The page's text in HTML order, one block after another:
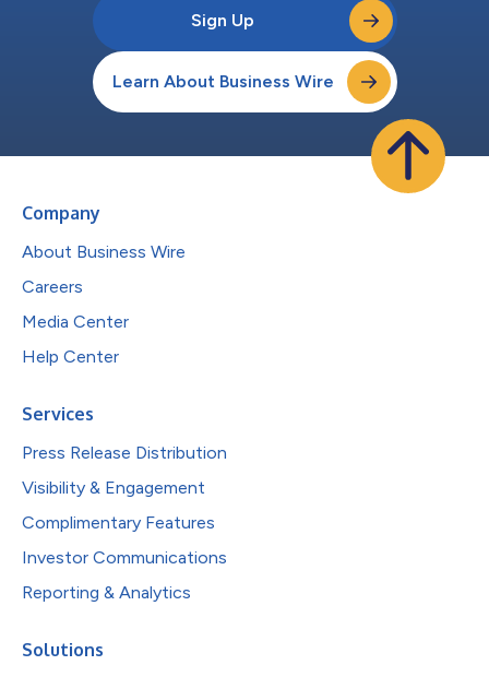
Sign Up
Learn About Business Wire
Company
About Business Wire
Careers
Media Center
Help Center
Services
Press Release Distribution
Visibility & Engagement
Complimentary Features
Investor Communications
Reporting & Analytics
Solutions